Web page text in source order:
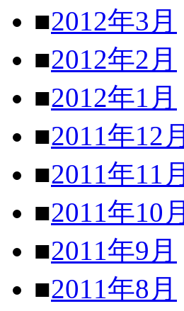
■2012年3月
■2012年2月
■2012年1月
■2011年12月
■2011年11月
■2011年10月
■2011年9月
■2011年8月